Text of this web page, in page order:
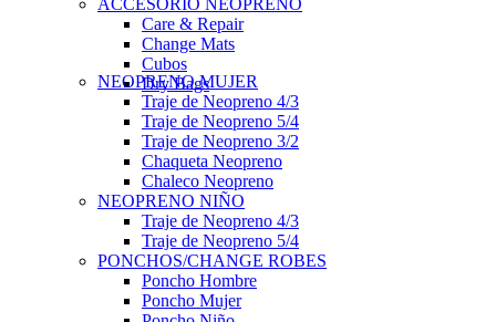
Care & Repair
Change Mats
Cubos
Dry Bags
NEOPRENO MUJER
Traje de Neopreno 4/3
Traje de Neopreno 5/4
Traje de Neopreno 3/2
Chaqueta Neopreno
Chaleco Neopreno
NEOPRENO NIÑO
Traje de Neopreno 4/3
Traje de Neopreno 5/4
PONCHOS/CHANGE ROBES
Poncho Hombre
Poncho Mujer